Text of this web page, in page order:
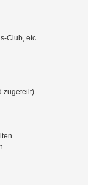
Club, etc.
zugeteilt)